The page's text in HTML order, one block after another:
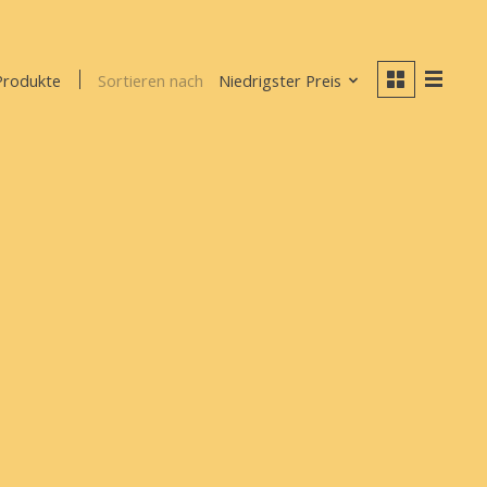
Sortieren nach Niedrigster Preis